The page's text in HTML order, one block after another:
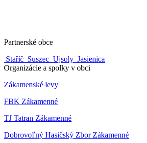
Partnerské obce
Staříč Suszec Ujsoly Jasienica
Organizácie a spolky v obci
Zákamenské levy
FBK Zákamenné
TJ Tatran Zákamenné
Dobrovoľný Hasičský Zbor Zákamenné